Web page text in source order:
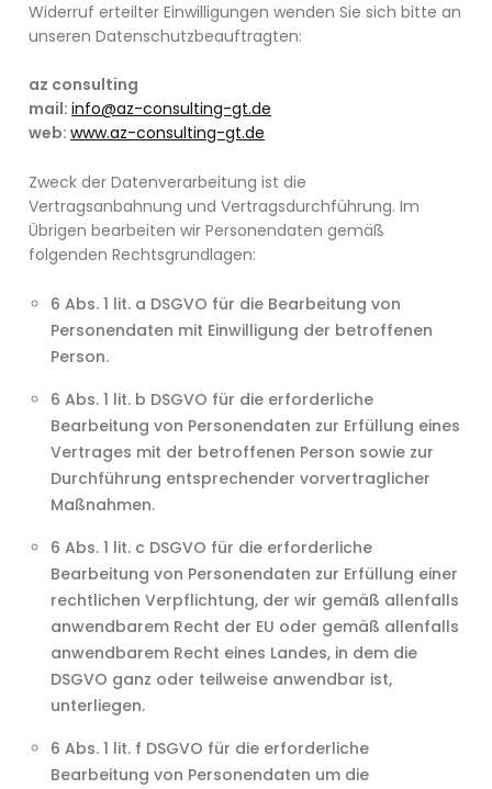
Widerruf erteilter Einwilligungen wenden Sie sich bitte an
unseren Datenschutzbeauftragten:
az consulting
mail:info@az-consulting-gt.de
web:www.az-consulting-gt.de
Zweck der Datenverarbeitung ist die
Vertragsanbahnung und Vertragsdurchführung. Im
Übrigen bearbeiten wir Personendaten gemäß
folgenden Rechtsgrundlagen:
6 Abs. 1 lit. a DSGVO für die Bearbeitung von
Personendaten mit Einwilligung der betroffenen
Person.
6 Abs. 1 lit. b DSGVO für die erforderliche
Bearbeitung von Personendaten zur Erfüllung eines
Vertrages mit der betroffenen Person sowie zur
Durchführung entsprechender vorvertraglicher
Maßnahmen.
6 Abs. 1 lit. c DSGVO für die erforderliche
Bearbeitung von Personendaten zur Erfüllung einer
rechtlichen Verpflichtung, der wir gemäß allenfalls
anwendbarem Recht der EU oder gemäß allenfalls
anwendbarem Recht eines Landes, in dem die
DSGVO ganz oder teilweise anwendbar ist,
unterliegen.
6 Abs. 1 lit. f DSGVO für die erforderliche
Bearbeitung von Personendaten um die